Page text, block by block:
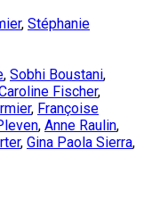
, Stéphanie
, Sobhi Boustani,
Fischer,
, Françoise
, Anne Raulin,
, Gina Paola Sierra,